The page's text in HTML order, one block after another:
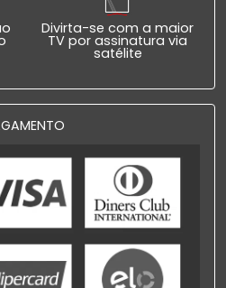
Divirta-se com a maior
TV por assinatura via
satélite